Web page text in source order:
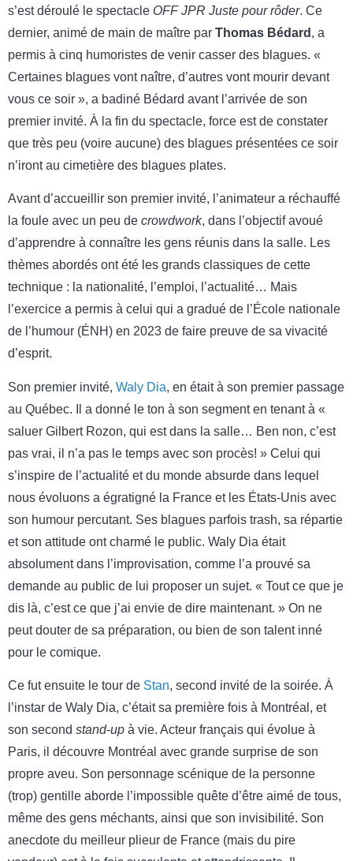
s’est déroulé le spectacle OFF JPR Juste pour rôder. Ce
dernier, animé de main de maître par Thomas Bédard , a
permis à cinq humoristes de venir casser des blagues. «
Certaines blagues vont naître, d’autres vont mourir devant
vous ce soir », a badiné Bédard avant l’arrivée de son
premier invité. À la fin du spectacle, force est de constater
que très peu (voire aucune) des blagues présentées ce soir
n’iront au cimetière des blagues plates.
Avant d’accueillir son premier invité, l’animateur a réchauffé
la foule avec un peu de crowdwork, dans l’objectif avoué
d’apprendre à connaître les gens réunis dans la salle. Les
thèmes abordés ont été les grands classiques de cette
technique : la nationalité, l’emploi, l’actualité… Mais
l’exercice a permis à celui qui a gradué de l’École nationale
de l’humour (ÉNH) en 2023 de faire preuve de sa vivacité
d’esprit.
Son premier invité, Waly Dia, en était à son premier passage
au Québec. Il a donné le ton à son segment en tenant à «
saluer Gilbert Rozon, qui est dans la salle… Ben non, c’est
pas vrai, il n’a pas le temps avec son procès! » Celui qui
s’inspire de l’actualité et du monde absurde dans lequel
nous évoluons a égratigné la France et les États-Unis avec
son humour percutant. Ses blagues parfois trash, sa répartie
et son attitude ont charmé le public. Waly Dia était
absolument dans l’improvisation, comme l’a prouvé sa
demande au public de lui proposer un sujet. « Tout ce que je
dis là, c’est ce que j’ai envie de dire maintenant. » On ne
peut douter de sa préparation, ou bien de son talent inné
pour le comique.
Ce fut ensuite le tour de Stan, second invité de la soirée. À
l’instar de Waly Dia, c’était sa première fois à Montréal, et
son second stand-up à vie. Acteur français qui évolue à
Paris, il découvre Montréal avec grande surprise de son
propre aveu. Son personnage scénique de la personne
(trop) gentille aborde l’impossible quête d’être aimé de tous,
même des gens méchants, ainsi que son invisibilité. Son
anecdote du meilleur plieur de France (mais du pire